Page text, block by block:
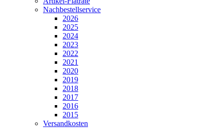
Nachbestellservice
2026
2025
2024
2023
2022
2021
2020
2019
2018
2017
2016
2015
Versandkosten